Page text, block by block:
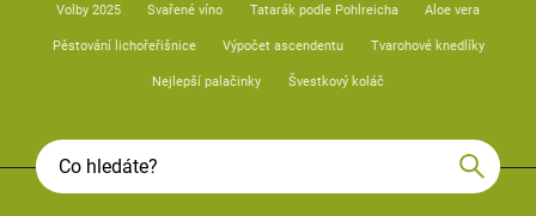
Volby 2025 Svařené víno Tatarák podle Pohlreicha Aloe vera
Pěstování lichořeřišnice Výpočet ascendentu Tvarohové knedlíky
Nejlepší palačinky Švestkový koláč